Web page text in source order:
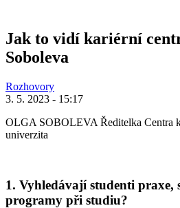
Jak to vidí kariérní
Soboleva
Rozhovory
3. 5. 2023 - 15:17
OLGA SOBOLEVA Ředitelka Centra
univerzita
1. Vyhledávají studenti praxe,
programy při studiu?